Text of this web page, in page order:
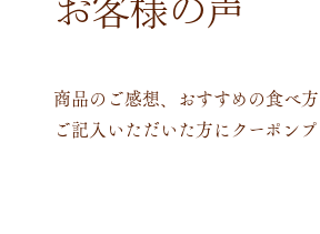
商品のご感想、おすすめの食べ
ご記入いただいた方にクーポンプ